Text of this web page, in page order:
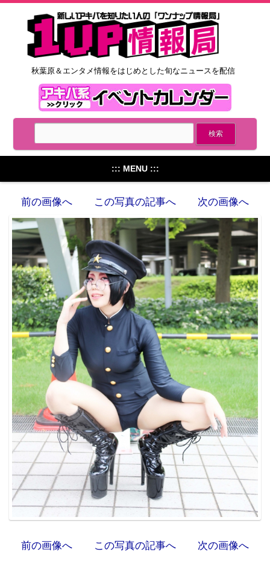
秋葉原＆エンタメ情報をはじめとした旬なニュースを配信
::: MENU :::
前の画像へ この写真の記事へ 次の画像へ
前の画像へ この写真の記事へ 次の画像へ